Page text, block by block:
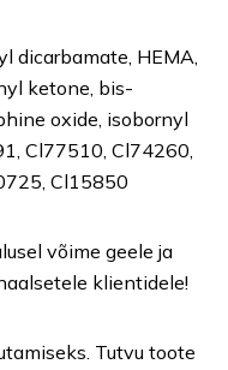
dicarbamate, HEMA,
ketone, bis-
oxide, isobornyl
Cl77510, Cl74260,
Cl15850
võime geele ja
klientidele!
Tutvu toote